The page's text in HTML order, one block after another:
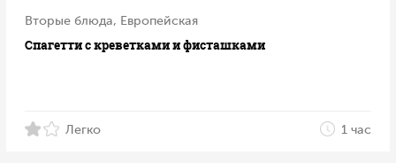
Вторые блюда, Европейская
Спагетти с креветками и фисташками
Легко 1 час